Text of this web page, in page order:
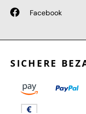
Facebook
SICHERE